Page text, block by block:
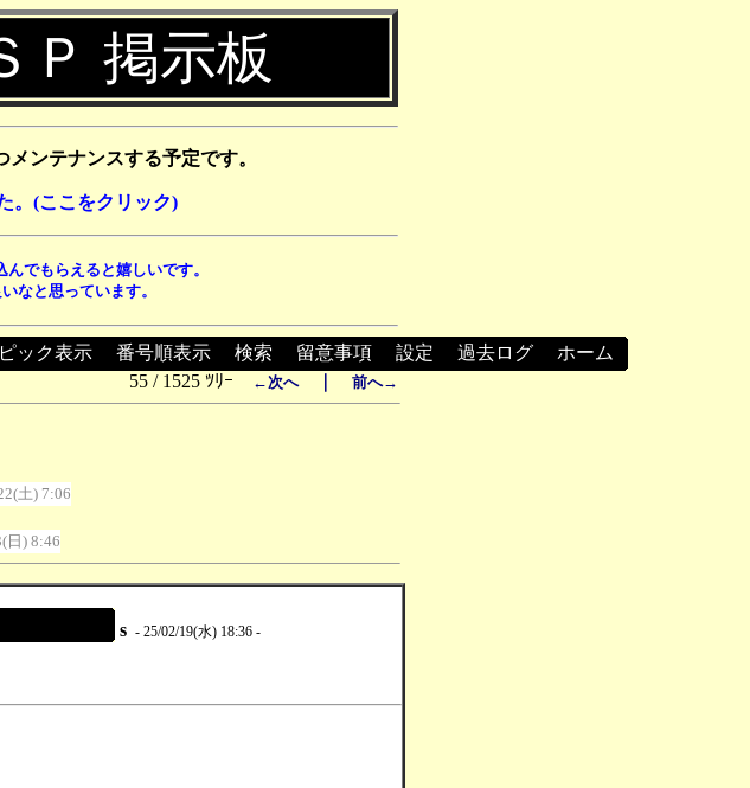
Ｐ 掲示板
ンテナンスする予定です。
。(ここをクリック)
でもらえると嬉しいです。
なと思っています。
ピック表示 番号順表示 検索 留意事項 設定 過去ログ
ホーム
55 / 1525 ﾂﾘｰ
←次へ｜ 前へ→
土) 7:06
日) 8:46
s - 25/02/19(水) 18:36 -